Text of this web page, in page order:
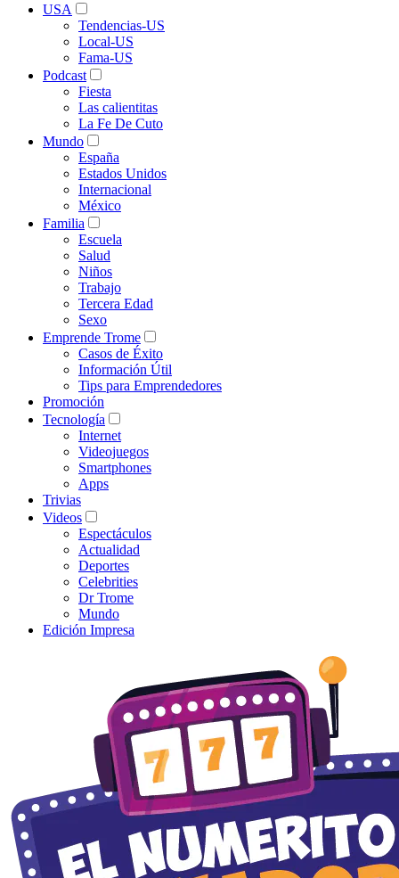
USA
Tendencias-US
Local-US
Fama-US
Podcast
Fiesta
Las calientitas
La Fe De Cuto
Mundo
España
Estados Unidos
Internacional
México
Familia
Escuela
Salud
Niños
Trabajo
Tercera Edad
Sexo
Emprende Trome
Casos de Éxito
Información Útil
Tips para Emprendedores
Promoción
Tecnología
Internet
Videojuegos
Smartphones
Apps
Trivias
Videos
Espectáculos
Actualidad
Deportes
Celebrities
Dr Trome
Mundo
Edición Impresa